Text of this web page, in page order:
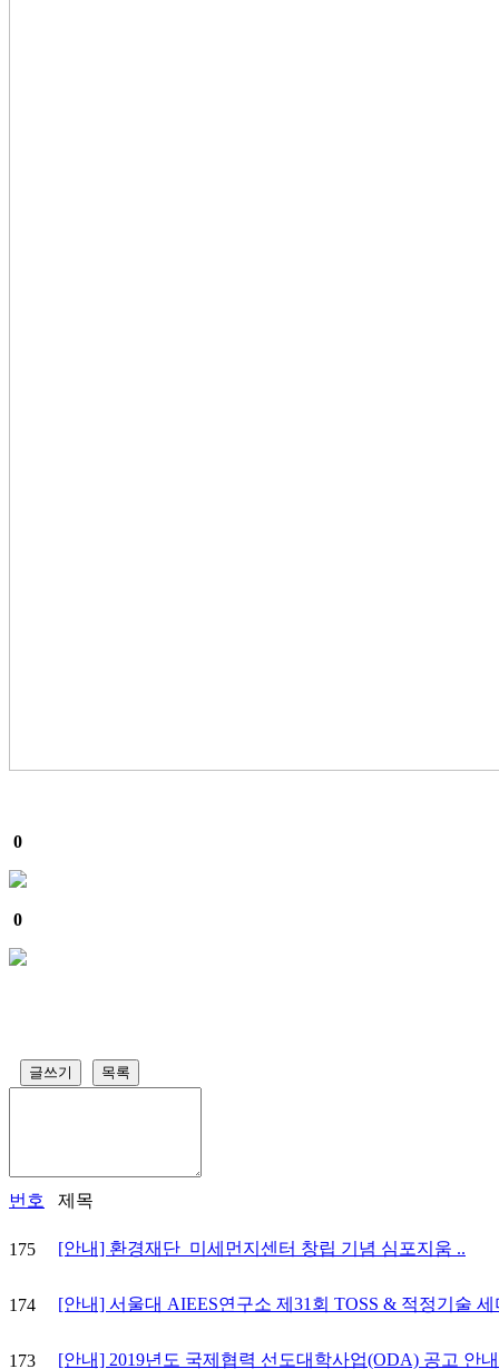
0
0
글쓰기 목록
번호 제목
175 [안내] 환경재단_미세먼지센터 창립 기념 심포지움 ..
174 [안내] 서울대 AIEES연구소 제31회 TOSS & 적정기술 세
173 [안내] 2019년도 국제협력 선도대학사업(ODA) 공고 안